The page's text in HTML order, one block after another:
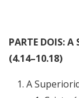
PARTE DOIS:
(4.14–10.18)
A